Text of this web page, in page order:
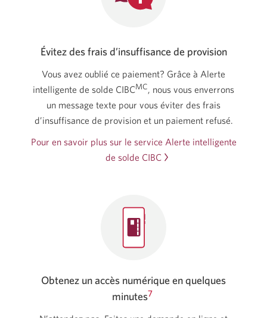
Évitez des frais d’insuffisance de provision
Vous avez oublié ce paiement? Grâce à Alerte
intelligente de solde CIBCMC, nous vous enverrons
un message texte pour vous éviter des frais
d’insuffisance de provision et un paiement refusé.
Pour en savoir plus sur le service Alerte intelligente
de solde CIBC
Obtenez un accès numérique en quelques
minutes7